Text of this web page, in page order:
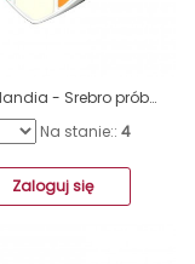
Flaga Irlandia - Srebro próby 925 Charmsy bez kamieni A4S22910
Na stanie:: 4
Zaloguj się